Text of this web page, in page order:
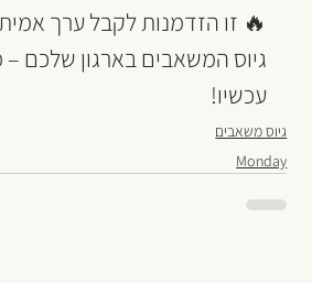
🔥 זו הזדמנות לקבל ערך
גיוס המשאבים בארגון שלכם –
עכשיו!
גיוס משאבים
Monday